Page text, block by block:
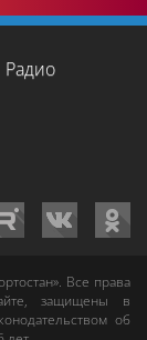
Радио
. Все права
защищены в
об